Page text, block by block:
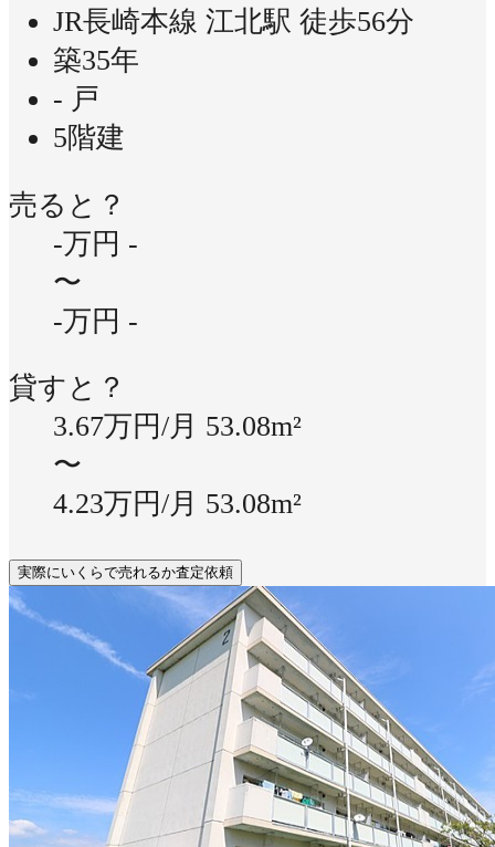
JR長崎本線 江北駅 徒歩56分
築35年
- 戸
5階建
売ると？
-万円 -
〜
-万円 -
貸すと？
3.67万円/月 53.08m²
〜
4.23万円/月 53.08m²
実際にいくらで売れるか査定依頼